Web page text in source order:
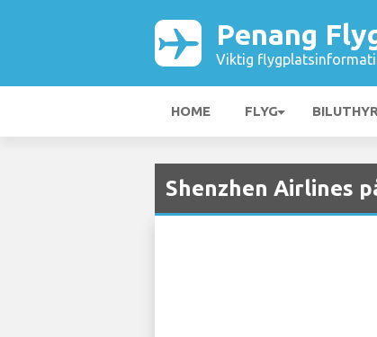
Penang
Viktig
HOME FLYG
Shenzhen Airlines